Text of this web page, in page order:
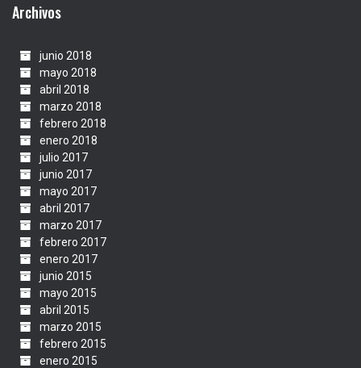
Archivos
junio 2018
mayo 2018
abril 2018
marzo 2018
febrero 2018
enero 2018
julio 2017
junio 2017
mayo 2017
abril 2017
marzo 2017
febrero 2017
enero 2017
junio 2015
mayo 2015
abril 2015
marzo 2015
febrero 2015
enero 2015